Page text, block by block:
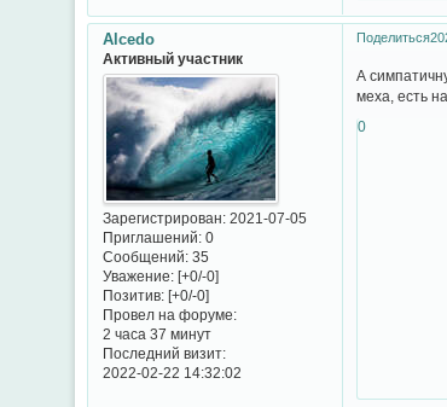
Поделиться
Alcedo
Активный участник
Зарегистрирован: 2021-07-05
Приглашений:0
Сообщений:35
Уважение: [+0/-0]
Позитив: [+0/-0]
Провел на форуме:
2 часа 37 минут
Последний визит:
2022-02-22 14:32:02
А
меха, есть
0